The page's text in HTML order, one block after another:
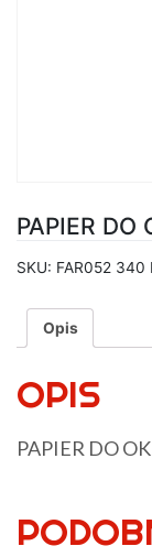
PAPIER
SKU: FAR052 340
Opis
OPIS
PAPIER DO